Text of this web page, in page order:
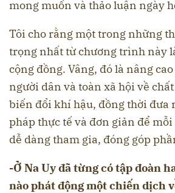
mong muốn và thảo luận ngày
Tôi cho rằng một trong những
trọng nhất từ chương trình này
cộng đồng. Vâng, đó là nâng
người dân và toàn xã hội về
biến đổi khí hậu, đồng thời đưa
pháp thực tế và đơn giản để
dễ dàng tham gia, đóng góp
-Ở Na Uy đã từng có tập đoàn
nào phát động một chiến dịch